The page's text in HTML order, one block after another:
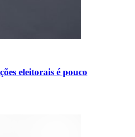
eleitorais é pouco